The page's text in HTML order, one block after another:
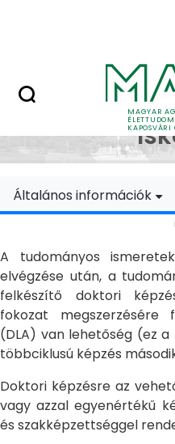
MAGYAR
KAPOSVÁRI
Doktori
Általános információk
A tudományos
elvégzése után, a
felkészítő doktori
fokozat megszerzésére
(DLA) van lehetőség (ez
többciklusú képzés
Doktori képzésre az
vagy azzal egyenértékű
és szakképzettséggel